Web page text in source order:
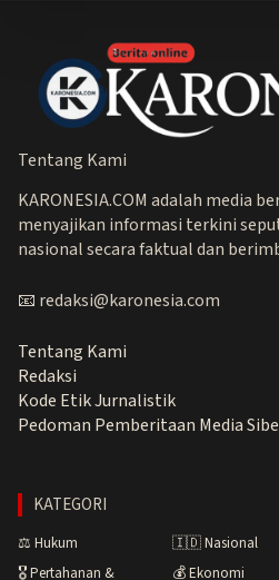
Tentang Kami
KARONESIA.COM adalah media
menyajikan informasi terkini
nasional secara faktual dan
📧 redaksi@karonesia.com
Tentang Kami
Redaksi
Kode Etik Jurnalistik
Pedoman Pemberitaan Media
KATEGORI
⚖️ Hukum 🇮🇩 Nasional
🎖️ Pertahanan &
💰 Ekonomi